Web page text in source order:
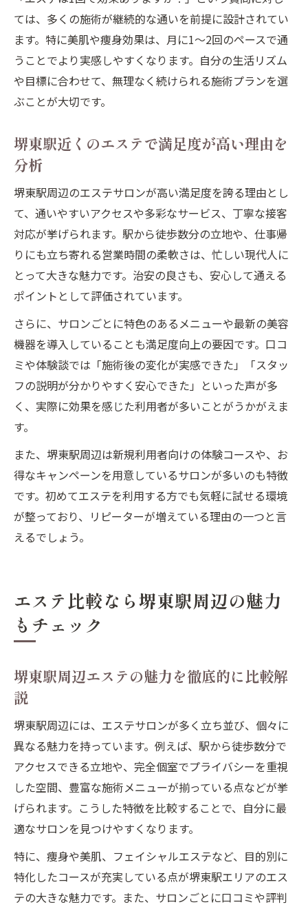
ては、多くの施術が継続的な通いを前提に設計されてい
ます。特に美肌や痩身効果は、月に1〜2回のペースで通
うことでより実感しやすくなります。自分の生活リズム
や目標に合わせて、無理なく続けられる施術プランを選
ぶことが大切です。
堺東駅近くのエステで満足度が高い理由を
分析
堺東駅周辺のエステサロンが高い満足度を誇る理由とし
て、通いやすいアクセスや多彩なサービス、丁寧な接客
対応が挙げられます。駅から徒歩数分の立地や、仕事帰
りにも立ち寄れる営業時間の柔軟さは、忙しい現代人に
とって大きな魅力です。治安の良さも、安心して通える
ポイントとして評価されています。
さらに、サロンごとに特色のあるメニューや最新の美容
機器を導入していることも満足度向上の要因です。口コ
ミや体験談では「施術後の変化が実感できた」「スタッ
フの説明が分かりやすく安心できた」といった声が多
く、実際に効果を感じた利用者が多いことがうかがえま
す。
また、堺東駅周辺は新規利用者向けの体験コースや、お
得なキャンペーンを用意しているサロンが多いのも特徴
です。初めてエステを利用する方でも気軽に試せる環境
が整っており、リピーターが増えている理由の一つと言
えるでしょう。
エステ比較なら堺東駅周辺の魅力
もチェック
堺東駅周辺エステの魅力を徹底的に比較解
説
堺東駅周辺には、エステサロンが多く立ち並び、個々に
異なる魅力を持っています。例えば、駅から徒歩数分で
アクセスできる立地や、完全個室でプライバシーを重視
した空間、豊富な施術メニューが揃っている点などが挙
げられます。こうした特徴を比較することで、自分に最
適なサロンを見つけやすくなります。
特に、痩身や美肌、フェイシャルエステなど、目的別に
特化したコースが充実している点が堺東駅エリアのエス
テの大きな魅力です。また、サロンごとに口コミや評判